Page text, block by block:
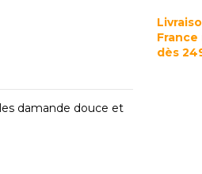
damande douce et
dès